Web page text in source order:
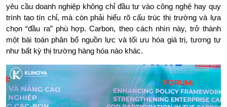
yêu cầu doanh nghiệp không chỉ đầu tư vào công nghệ hay quy
trình tạo tín chỉ, mà còn phải hiểu rõ cấu trúc thị trường và lựa
chọn “đầu ra” phù hợp. Carbon, theo cách nhìn này, trở thành
một bài toán phân bổ nguồn lực và tối ưu hóa giá trị, tương tự
như bất kỳ thị trường hàng hóa nào khác.